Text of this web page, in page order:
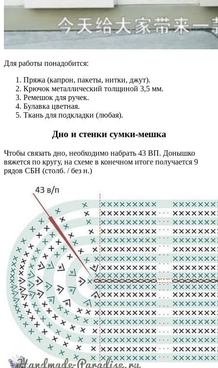
Для работы понадобится:
Пряжа (капрон, пакеты, нитки, джут).
Крючок металлический толщиной 3,5 мм.
Ремешок для ручек.
Булавка цветная.
Ткань для подкладки (любая).
Дно и стенки сумки-мешка
Чтобы связать дно, необходимо набрать 43 ВП. Донышко
вяжется по кругу, на схеме в конечном итоге получается 9
рядов СБН (столб. / без н.)